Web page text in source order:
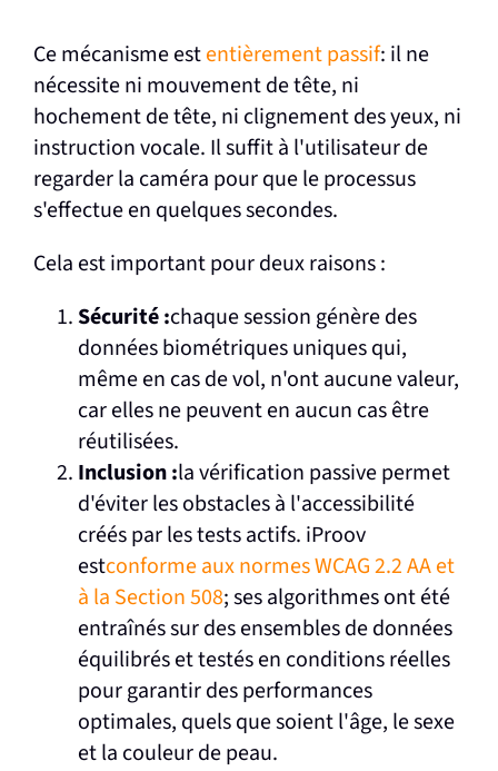
Ce mécanisme estentièrement passif: il ne
nécessite ni mouvement de tête, ni
hochement de tête, ni clignement des yeux, ni
instruction vocale. Il suffit à l'utilisateur de
regarder la caméra pour que le processus
s'effectue en quelques secondes.
Cela est important pour deux raisons :
Sécurité :chaque session génère des
données biométriques uniques qui,
même en cas de vol, n'ont aucune valeur,
car elles ne peuvent en aucun cas être
réutilisées.
Inclusion :la vérification passive permet
d'éviter les obstacles à l'accessibilité
créés par les tests actifs. iProov
estconforme aux normes WCAG 2.2 AA et
à la Section 508; ses algorithmes ont été
entraînés sur des ensembles de données
équilibrés et testés en conditions réelles
pour garantir des performances
optimales, quels que soient l'âge, le sexe
et la couleur de peau.